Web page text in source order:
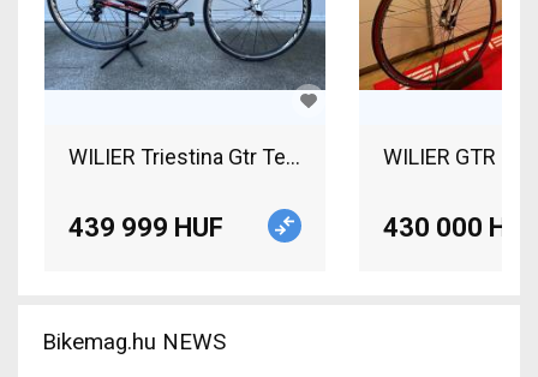
WILIER Triestina Gtr Team Road bike
439 999 HUF
WILIER GTR
430 000 HUF
Bikemag.hu NEWS